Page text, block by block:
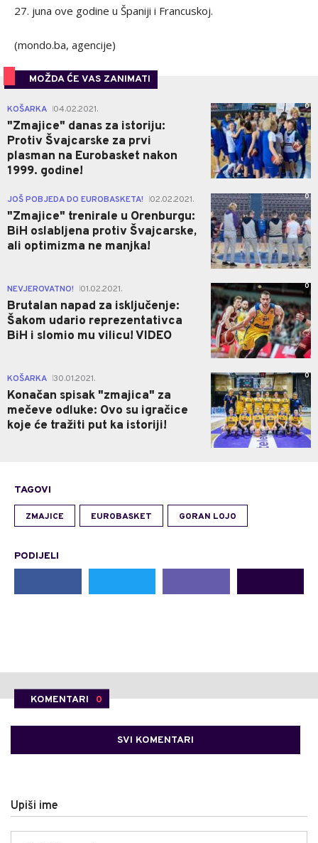
27. juna ove godine u Španiji i Francuskoj.
(mondo.ba, agencije)
MOŽDA ĆE VAS ZANIMATI
KOŠARKA 04.02.2021.
"Zmajice" danas za istoriju:
Protiv Švajcarske za prvi
plasman na Eurobasket nakon
1999. godine!
0
JOŠ POBJEDA DO EUROBASKETA! 02.02.2021.
"Zmajice" trenirale u Orenburgu:
BiH oslabljena protiv Švajcarske,
ali optimizma ne manjka!
0
NEVJEROVATNO! 01.02.2021.
Brutalan napad za isključenje:
Šakom udario reprezentativca
BiH i slomio mu vilicu! VIDEO
0
KOŠARKA 30.01.2021.
Konačan spisak "zmajica" za
mečeve odluke: Ovo su igračice
koje će tražiti put ka istoriji!
0
TAGOVI
ZMAJICE EUROBASKET GORAN LOJO
PODIJELI
KOMENTARI 0
SVI KOMENTARI
Upiši ime